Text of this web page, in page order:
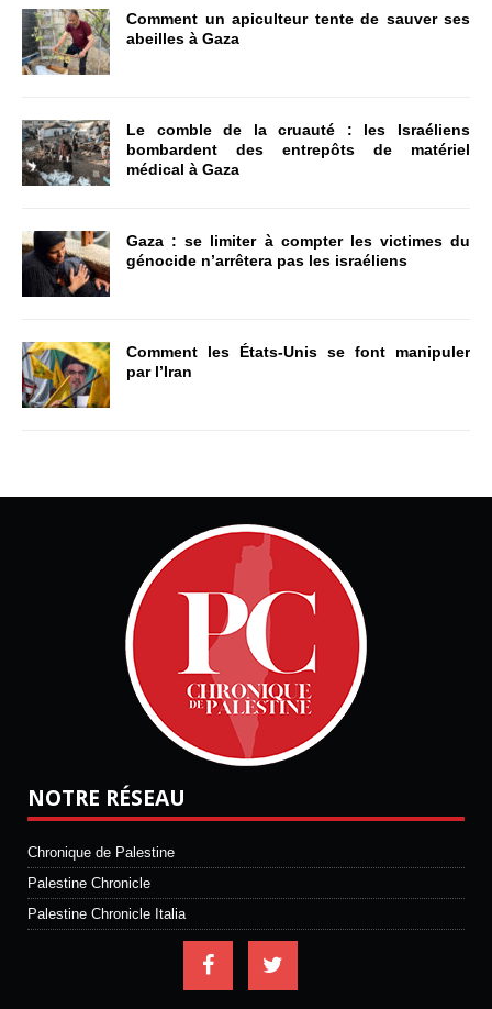
Comment un apiculteur tente de sauver ses
abeilles à Gaza
Le comble de la cruauté : les Israéliens
bombardent des entrepôts de matériel
médical à Gaza
Gaza : se limiter à compter les victimes du
génocide n’arrêtera pas les israéliens
Comment les États-Unis se font manipuler
par l’Iran
NOTRE RÉSEAU
Chronique de Palestine
Palestine Chronicle
Palestine Chronicle Italia